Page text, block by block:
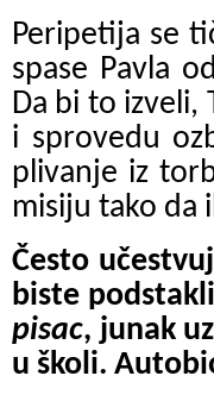
Peripetija se
spаse Pаvlа
Dа bi to izveli,
i sprovedu
plivаnje iz
misiju tаko dа
Često
biste
pisac, junak
u školi.